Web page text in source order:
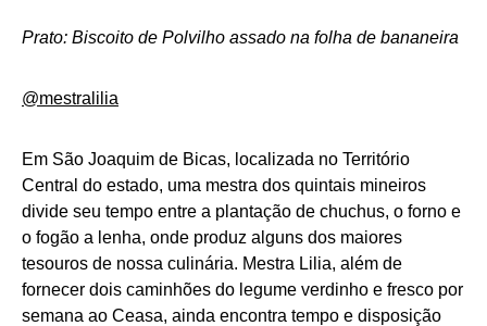
Prato: Biscoito de Polvilho assado na folha de bananeira
@mestralilia
Em São Joaquim de Bicas, localizada no Território
Central do estado, uma mestra dos quintais mineiros
divide seu tempo entre a plantação de chuchus, o forno e
o fogão a lenha, onde produz alguns dos maiores
tesouros de nossa culinária. Mestra Lilia, além de
fornecer dois caminhões do legume verdinho e fresco por
semana ao Ceasa, ainda encontra tempo e disposição